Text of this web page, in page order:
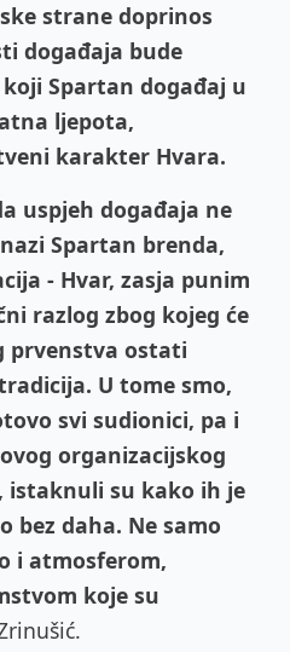
strane doprinos
događaja bude
Spartan događaj u
ljepota,
karakter Hvara.
uspjeh događaja ne
Spartan brenda,
- Hvar, zasja punim
razlog zbog kojeg će
prvenstva ostati
U tome smo,
svi sudionici, pa i
organizacijskog
istaknuli su kako ih je
bez daha. Ne samo
i atmosferom,
koje su